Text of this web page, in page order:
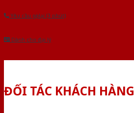
Yêu cầu gọi lại (3 phút)
Dành cho đại lý
ĐỐI TÁC KHÁCH HÀNG